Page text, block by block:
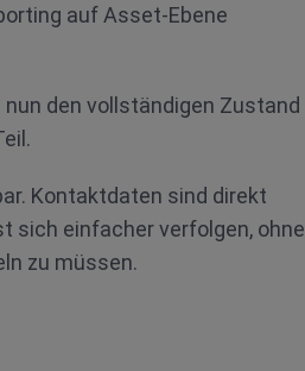
auf Asset-Ebene
den vollständigen Zustand
Kontaktdaten sind direkt
sich einfacher verfolgen, ohne
zu müssen.